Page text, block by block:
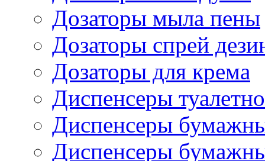
Дозаторы мыла пены
Дозаторы спрей
Дозаторы для крема
Диспенсеры
Диспенсеры
Диспенсеры